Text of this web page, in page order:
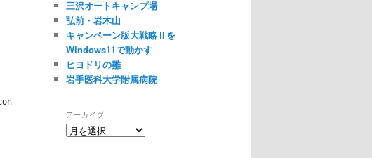
三沢オートキャンプ場
弘前・岩木山
キャンペーン版大戦略Ⅱを
Windows11で動かす
ヒヨドリの雛
岩手医科大学附属病院
アーカイブ
ア